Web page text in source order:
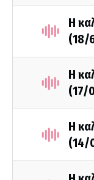
Η
(18/
Η
(17/
Η
(14/